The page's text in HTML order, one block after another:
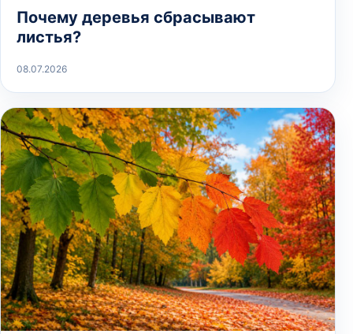
Почему деревья сбрасывают
листья?
08.07.2026